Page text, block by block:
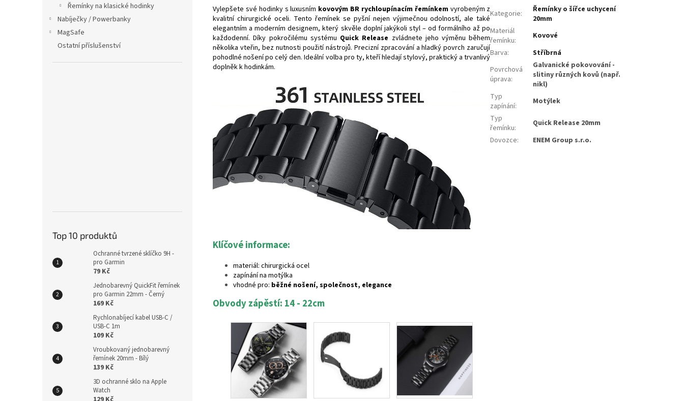
Řemínky na klasické hodinky
Nabíječky / Powerbanky
MagSafe
Ostatní příslušenství
Top 10 produktů
Ochranné tvrzené sklíčko 9H -
pro Garmin
79 Kč
Jednobarevný QuickFit řemínek
pro Garmin 22mm - Černý
169 Kč
Rychlonabíjecí kabel USB-C /
USB-C 1m
109 Kč
Vroubkovaný jednobarevný
řemínek 20mm - Bílý
139 Kč
3D ochranné sklo na Apple
Watch
Vylepšete své hodinky s luxusním kovovým BR rychloupínacím řemínkemvyrobeným z
kvalitní chirurgické oceli. Tento řemínek se pyšní nejen výjimečnou odolností, ale také
elegantním a moderním designem, který skvěle doplní jakýkoli styl – od formálního až po
každodenní. Díky pokročilému systému Quick Release zvládnete jeho výměnu během
několika vteřin, bez nutnosti použití nástrojů. Precizní zpracování a hladký povrch zaručují
pohodlné nošení po celý den. Ideální volba pro ty, kteří hledají stylový, praktický a trvanlivý
doplněk k hodinkám.
Klíčové informace:
materiál: chirurgická ocel
zapínání na motýlka
vhodné pro: běžné nošení, společnost, elegance
Obvody zápěstí: 14 - 22cm
Kategorie:
Řemínky o šířce uchycení
20mm
Materiál
řemínku:
Kovové
Barva:
Stříbrná
Povrchová
úprava:
Galvanické pokovování -
slitiny různých kovů (např.
nikl)
Typ
zapínání:
Motýlek
Typ
řemínku:
Quick Release 20mm
Dovozce: ENEM Group s.r.o.